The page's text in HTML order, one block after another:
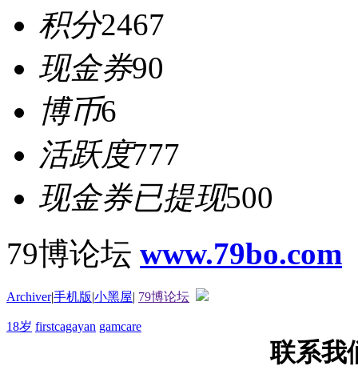
积分2467
现金券90
博币6
活跃度777
现金券已提现500
79博论坛 www.79bo.com
Archiver|手机版|小黑屋| 79博论坛
18岁 firstcagayan gamcare
联系我